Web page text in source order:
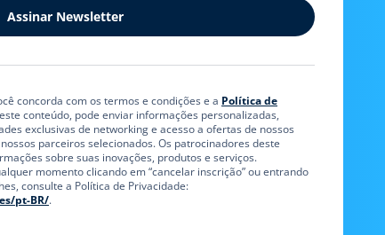
concorda com os termos e condições e a Política de
conteúdo, pode enviar informações personalizadas,
exclusivas de networking e acesso a ofertas de nossos
parceiros selecionados. Os patrocinadores deste
sobre suas inovações, produtos e serviços.
momento clicando em “cancelar inscrição” ou entrando
consulte a Política de Privacidade:
pt-BR/.